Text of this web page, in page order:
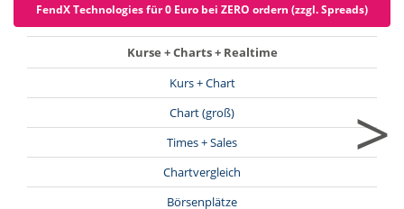
FendX Technologies für 0 Euro bei ZERO ordern (zzgl. Spreads)
Kurse + Charts + Realtime
Kurs + Chart
Chart (groß)
Times + Sales
Chartvergleich
Börsenplätze
>